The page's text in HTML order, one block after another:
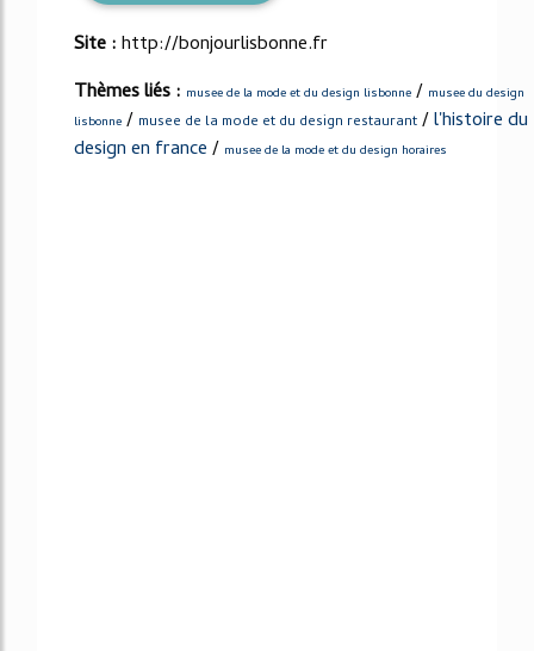
Site :http://bonjourlisbonne.fr
Thèmes liés : musee de la mode et du design lisbonne / musee du design
lisbonne / musee de la mode et du design restaurant /l'histoire du
design en france/ musee de la mode et du design horaires